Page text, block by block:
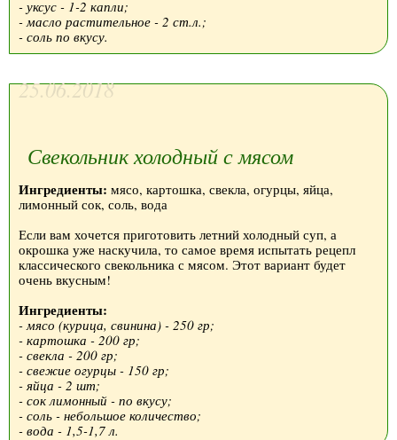
- уксус - 1-2 капли;
- масло растительное - 2 ст.л.;
- соль по вкусу.
25.06.2018
Свекольник холодный с мясом
Ингредиенты: мясо, картошка, свекла, огурцы, яйца,
лимонный сок, соль, вода
Если вам хочется приготовить летний холодный суп, а
окрошка уже наскучила, то самое время испытать рецепл
классического свекольника с мясом. Этот вариант будет
очень вкусным!
Ингредиенты:
- мясо (курица, свинина) - 250 гр;
- картошка - 200 гр;
- свекла - 200 гр;
- свежие огурцы - 150 гр;
- яйца - 2 шт;
- сок лимонный - по вкусу;
- соль - небольшое количество;
- вода - 1,5-1,7 л.